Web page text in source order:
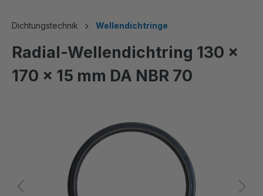
Dichtungstechnik Wellendichtringe
Radial-Wellendichtring 130 x
170 x 15 mm DA NBR 70
Bildergalerie überspringen